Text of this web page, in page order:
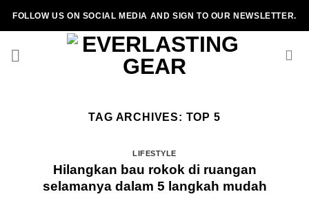
FOLLOW US ON SOCIAL MEDIA AND SIGN TO OUR NEWSLETTER.
TAG ARCHIVES: TOP 5
LIFESTYLE
Hilangkan bau rokok di ruangan
selamanya dalam 5 langkah mudah